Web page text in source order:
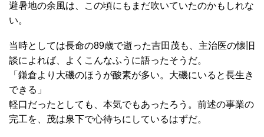
避暑地の余風は、この頃にもまだ吹いていたのかもしれな
い。
当時としては長命の89歳で逝った吉田茂も、主治医の懐旧
談によれば、よくこんなふうに語ったそうだ。
「鎌倉より大磯のほうが酸素が多い。大磯にいると長生き
できる」
軽口だったとしても、本気でもあったろう。前述の事業の
完工を、茂は泉下で心待ちにしているはずだ。